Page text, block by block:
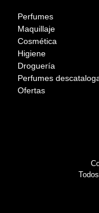
Perfumes
Maquillaje
Cosmética
Higiene
Droguería
Perfumes
Ofertas